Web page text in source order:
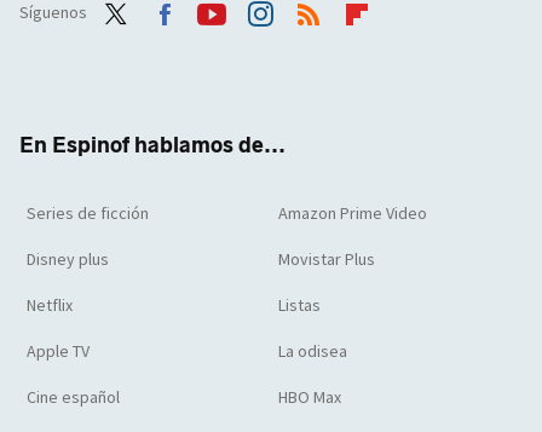
Síguenos
En Espinof hablamos de...
Series de ficción Amazon Prime Video
Disney plus Movistar Plus
Netflix Listas
Apple TV La odisea
Cine español HBO Max